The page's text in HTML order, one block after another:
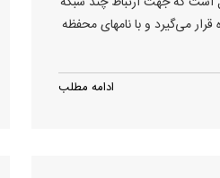
می‌گیرد و با نامهای محفظه
ادامه مطلب